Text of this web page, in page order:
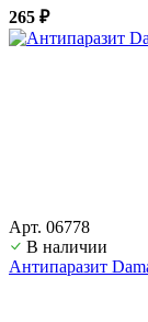
265 ₽
Арт. 06778
В наличии
Антипаразит